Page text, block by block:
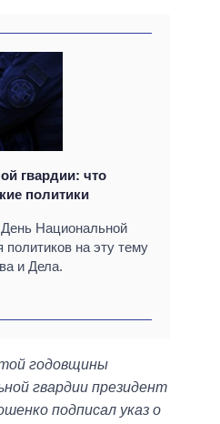
гвардии: что
политики
Национальной
на эту тему
и Дела.
годовщины
гвардии президент
подписал указ о